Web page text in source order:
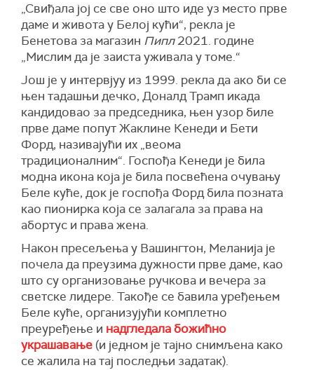
„Свиђала јој се све оно што иде уз место прве
даме и живота у Белој кући“, рекла је
Бенетова за магазин Пипл2021. године
„Мислим да је заиста уживала у томе.“
Још је у интервјуу из 1999. рекла да ако би се
њен тадашњи дечко, Доналд Трамп икада
кандидовао за председника, њен узор биле
прве даме попут Жаклине Кенеди и Бети
Форд, називајући их „веома
традиционалним“. Госпођа Кенеди је била
модна икона која је била посвећена очувању
Беле куће, док је госпођа Форд била позната
као пионирка која се залагала за права на
абортус и права жена.
Након пресељења у Вашингтон, Меланија је
почела да преузима дужности прве даме, као
што су организовање ручкова и вечера за
светске лидере. Такође се бавила уређењем
Беле куће, организујући комплетно
преуређење и надгледала божићно
украшавање (и једном је тајно снимљена како
се жалила на тај последњи задатак).